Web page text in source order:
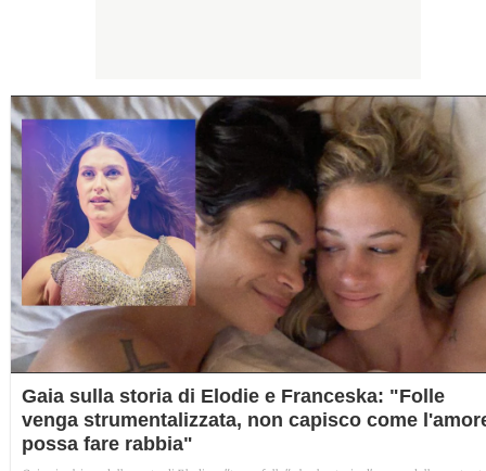
Gaia sulla storia di Elodie e Franceska: "Folle
venga strumentalizzata, non capisco come
possa fare rabbia"